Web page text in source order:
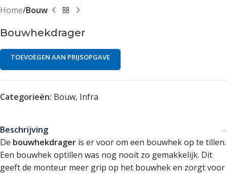
Home Bouw
Bouwhekdrager
TOEVOEGEN AAN PRIJSOPGAVE
Categorieën: Bouw, Infra
Beschrijving
De bouwhekdrager is er voor om een bouwhek op te tillen.
Een bouwhek optillen was nog nooit zo gemakkelijk. Dit
geeft de monteur meer grip op het bouwhek en zorgt voor